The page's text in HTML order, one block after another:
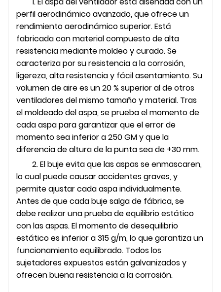
perfil aerodinámico avanzado, que ofrece un
rendimiento aerodinámico superior. Está
fabricada con material compuesto de alta
resistencia mediante moldeo y curado. Se
caracteriza por su resistencia a la corrosión,
ligereza, alta resistencia y fácil asentamiento. Su
volumen de aire es un 20 % superior al de otros
ventiladores del mismo tamaño y material. Tras
el moldeado del aspa, se prueba el momento de
cada aspa para garantizar que el error de
momento sea inferior a 250 GM y que la
diferencia de altura de la punta sea de +30 mm.
2. El buje evita que las aspas se enmascaren,
lo cual puede causar accidentes graves, y
permite ajustar cada aspa individualmente.
Antes de que cada buje salga de fábrica, se
debe realizar una prueba de equilibrio estático
con las aspas. El momento de desequilibrio
estático es inferior a 315 g/m, lo que garantiza un
funcionamiento equilibrado. Todos los
sujetadores expuestos están galvanizados y
ofrecen buena resistencia a la corrosión.